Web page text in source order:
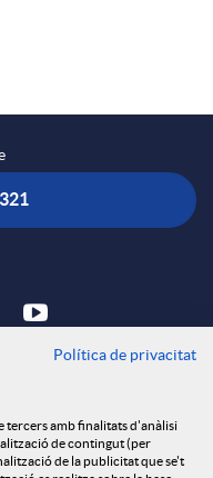
Política de privacitat
tercers amb finalitats d'anàlisi
de contingut (per
de la publicitat que se't